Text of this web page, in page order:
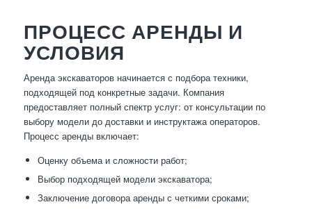
ПРОЦЕСС АРЕНДЫ И
УСЛОВИЯ
Аренда экскаваторов начинается с подбора техники,
подходящей под конкретные задачи. Компания
предоставляет полный спектр услуг: от консультации по
выбору модели до доставки и инструктажа операторов.
Процесс аренды включает:
Оценку объема и сложности работ;
Выбор подходящей модели экскаватора;
Заключение договора аренды с четкими сроками;